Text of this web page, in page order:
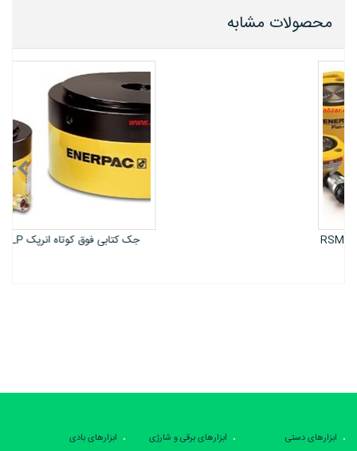
محصولات مشابه
جک کتابی فوق کوتاه انرپک CLP
ابزارهای دستی ابزارهای برقی و شارژی
ابزارهای بادی